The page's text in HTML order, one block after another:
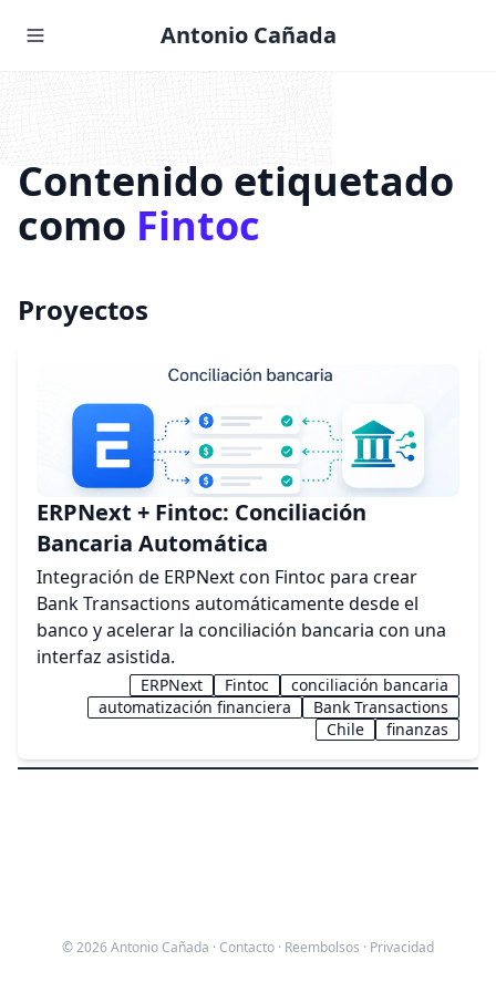
Antonio Cañada
Contenido etiquetado
como Fintoc
Proyectos
ERPNext + Fintoc: Conciliación
Bancaria Automática
Integración de ERPNext con Fintoc para crear
Bank Transactions automáticamente desde el
banco y acelerar la conciliación bancaria con una
interfaz asistida.
ERPNext Fintoc
conciliación bancaria
automatización financiera
Bank Transactions
Chile
finanzas
© 2026 Antonio Cañada · Contacto · Reembolsos · Privacidad